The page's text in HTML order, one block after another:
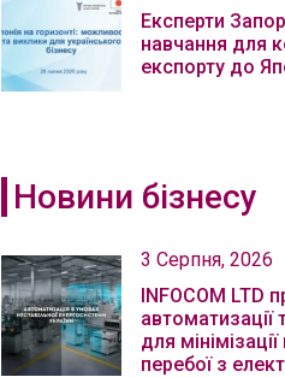
Експерти
навчання для
експорту до
Новини бізнесу
3 Серпня, 2026
INFOCOM LTD
для
перебої з